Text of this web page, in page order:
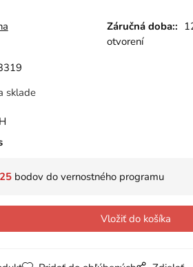
Záručná doba::
otvorení
sklade
25bodov do vernostného programu